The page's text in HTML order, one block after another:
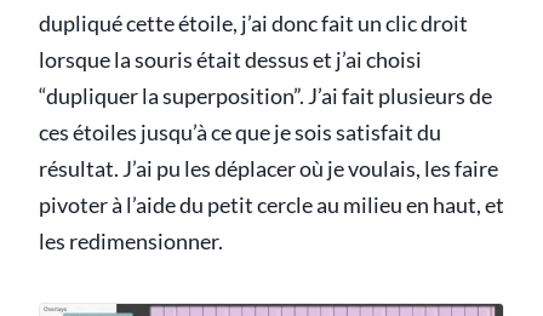
dupliqué cette étoile, j’ai donc fait un clic droit
lorsque la souris était dessus et j’ai choisi
“dupliquer la superposition”. J’ai fait plusieurs de
ces étoiles jusqu’à ce que je sois satisfait du
résultat. J’ai pu les déplacer où je voulais, les faire
pivoter à l’aide du petit cercle au milieu en haut, et
les redimensionner.